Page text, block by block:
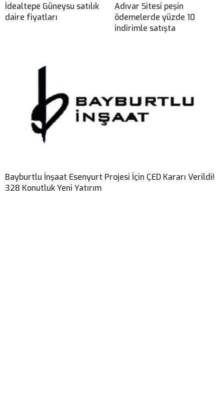
İdealtepe Güneysu satılık
daire fiyatları
Adıvar Sitesi peşin
ödemelerde yüzde 10
indirimle satışta
Bayburtlu İnşaat Esenyurt Projesi İçin ÇED Kararı Verildi!
328 Konutluk Yeni Yatırım